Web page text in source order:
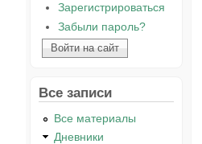
Зарегистрироваться
Забыли пароль?
Все записи
Все материалы
Дневники